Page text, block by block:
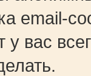
email-
у вас